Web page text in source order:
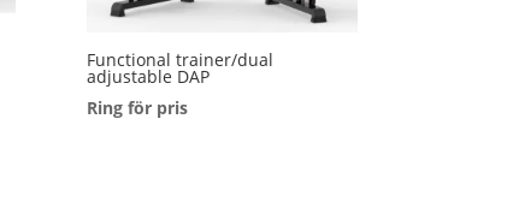
Functional trainer/dual
adjustable DAP
Ring för pris